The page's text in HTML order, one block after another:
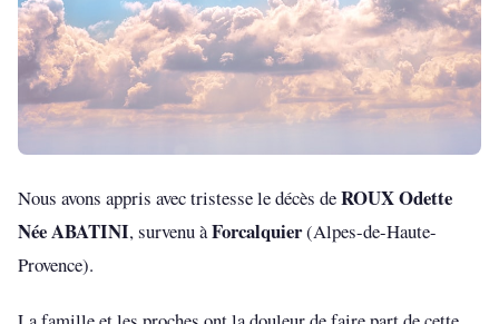
Nous avons appris avec tristesse le décès deROUX Odette
Née ABATINI, survenu àForcalquier(Alpes-de-Haute-
Provence).